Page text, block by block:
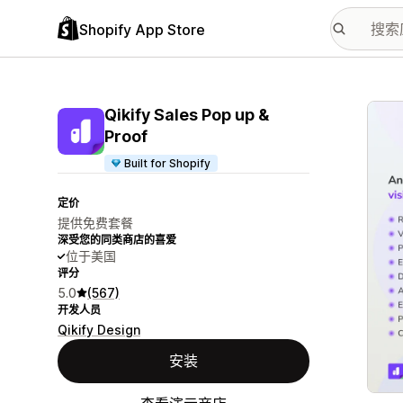
Shopify App Store
Qikify Sales Pop up &
Proof
Built for Shopify
定价
提供免费套餐
深受您的同类商店的喜爱
位于美国
评分
5.0 (567)
开发人员
Qikify Design
安装
配图